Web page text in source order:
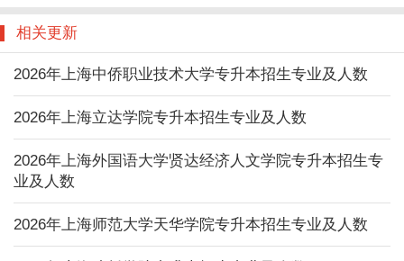
相关更新
2026年上海中侨职业技术大学专升本招生专业及人数
2026年上海立达学院专升本招生专业及人数
2026年上海外国语大学贤达经济人文学院专升本招生专
业及人数
2026年上海师范大学天华学院专升本招生专业及人数